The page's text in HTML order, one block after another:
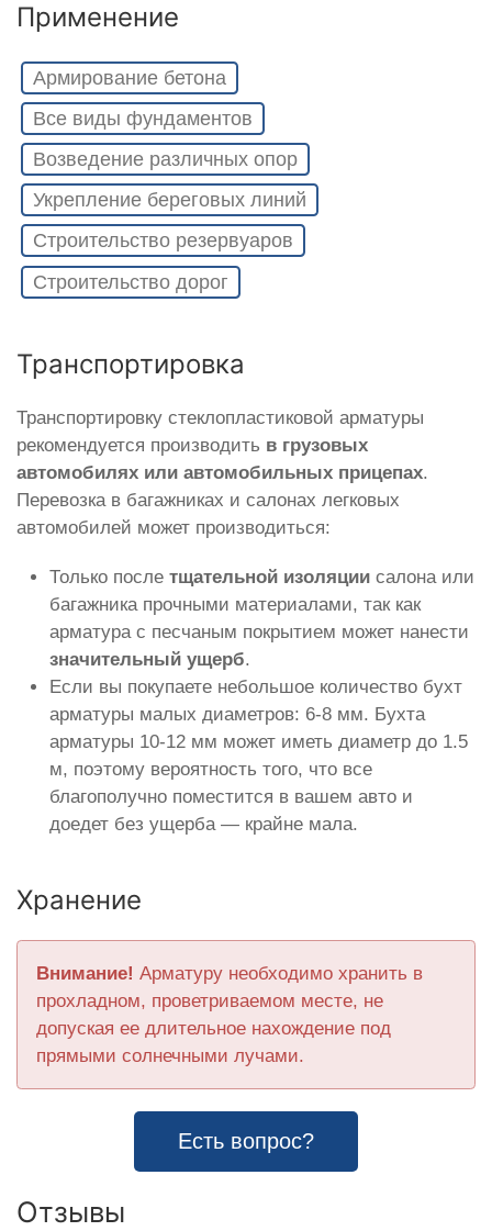
Применение
Армирование бетона
Все виды фундаментов
Возведение различных опор
Укрепление береговых линий
Строительство резервуаров
Строительство дорог
Транспортировка
Транспортировку стеклопластиковой арматуры
рекомендуется производить в грузовых
автомобилях или автомобильных прицепах.
Перевозка в багажниках и салонах легковых
автомобилей может производиться:
Только после тщательной изоляции салона или
багажника прочными материалами, так как
арматура с песчаным покрытием может нанести
значительный ущерб.
Если вы покупаете небольшое количество бухт
арматуры малых диаметров: 6-8 мм. Бухта
арматуры 10-12 мм может иметь диаметр до 1.5
м, поэтому вероятность того, что все
благополучно поместится в вашем авто и
доедет без ущерба — крайне мала.
Хранение
Внимание! Арматуру необходимо хранить в
прохладном, проветриваемом месте, не
допуская ее длительное нахождение под
прямыми солнечными лучами.
Есть вопрос?
Отзывы